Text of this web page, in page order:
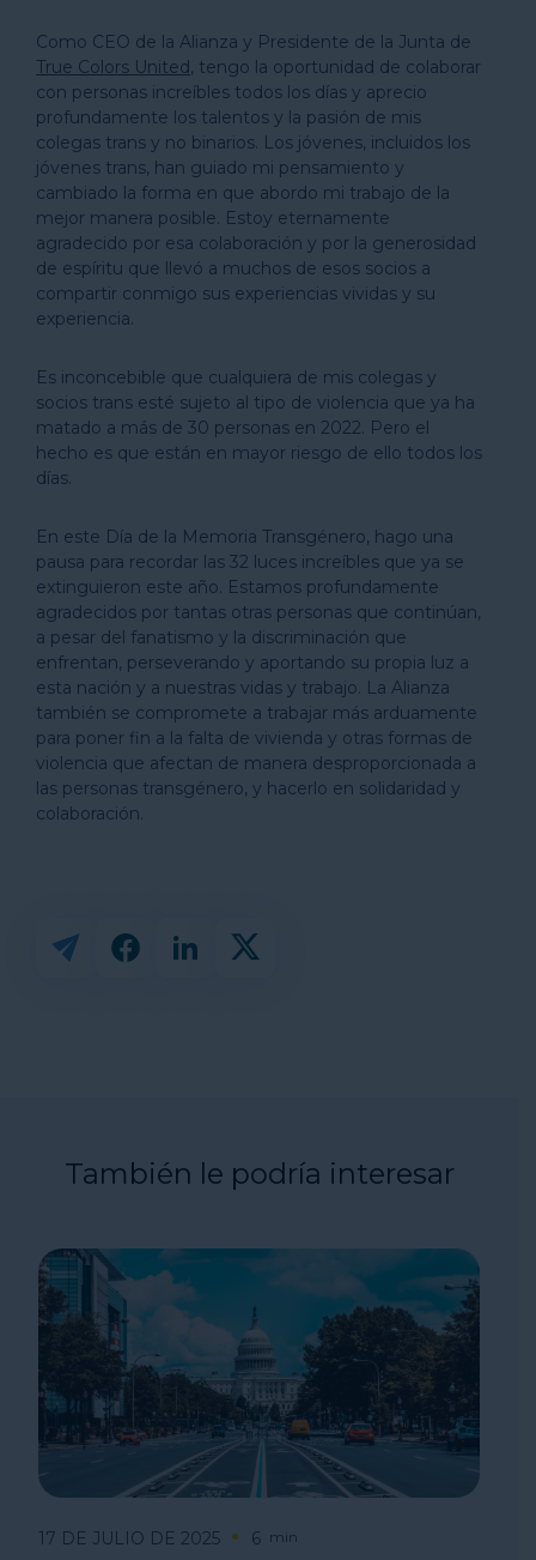
Como CEO de la Alianza y Presidente de la Junta de
True Colors United, tengo la oportunidad de colaborar
con personas increíbles todos los días y aprecio
profundamente los talentos y la pasión de mis
colegas trans y no binarios. Los jóvenes, incluidos los
jóvenes trans, han guiado mi pensamiento y
cambiado la forma en que abordo mi trabajo de la
mejor manera posible. Estoy eternamente
agradecido por esa colaboración y por la generosidad
de espíritu que llevó a muchos de esos socios a
compartir conmigo sus experiencias vividas y su
experiencia.
Es inconcebible que cualquiera de mis colegas y
socios trans esté sujeto al tipo de violencia que ya ha
matado a más de 30 personas en 2022. Pero el
hecho es que están en mayor riesgo de ello todos los
días.
En este Día de la Memoria Transgénero, hago una
pausa para recordar las 32 luces increíbles que ya se
extinguieron este año. Estamos profundamente
agradecidos por tantas otras personas que continúan,
a pesar del fanatismo y la discriminación que
enfrentan, perseverando y aportando su propia luz a
esta nación y a nuestras vidas y trabajo. La Alianza
también se compromete a trabajar más arduamente
para poner fin a la falta de vivienda y otras formas de
violencia que afectan de manera desproporcionada a
las personas transgénero, y hacerlo en solidaridad y
colaboración.
También le podría interesar
17 DE JULIO DE 2025 6 min